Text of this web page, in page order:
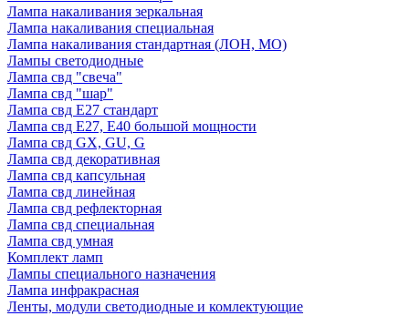
Лампа накаливания зеркальная
Лампа накаливания специальная
Лампа накаливания стандартная (ЛОН, МО)
Лампы светодиодные
Лампа свд "свеча"
Лампа свд "шар"
Лампа свд E27 стандарт
Лампа свд E27, Е40 большой мощности
Лампа свд GX, GU, G
Лампа свд декоративная
Лампа свд капсульная
Лампа свд линейная
Лампа свд рефлекторная
Лампа свд специальная
Лампа свд умная
Комплект ламп
Лампы специального назначения
Лампа инфракрасная
Ленты, модули светодиодные и комлектующие